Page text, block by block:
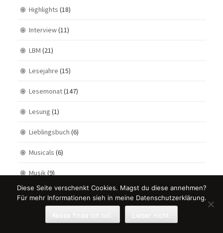
Highlights (18)
Interview(11)
LBM (21)
Lesejahre (15)
Lesemonat(147)
Lesung (1)
Lieblingsbuch (6)
Musicals (6)
Musik(9)
Neuzugänge (102)
Diese Seite verschenkt Cookies. Magst du diese annehmen?
Für mehr Informationen sieh in meine Datenschutzerklärung.